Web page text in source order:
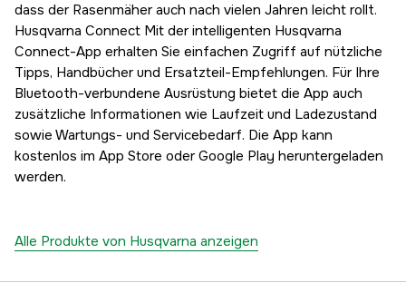
dass der Rasenmäher auch nach vielen Jahren leicht rollt.
Husqvarna Connect Mit der intelligenten Husqvarna
Connect-App erhalten Sie einfachen Zugriff auf nützliche
Tipps, Handbücher und Ersatzteil-Empfehlungen. Für Ihre
Bluetooth-verbundene Ausrüstung bietet die App auch
zusätzliche Informationen wie Laufzeit und Ladezustand
sowie Wartungs- und Servicebedarf. Die App kann
kostenlos im App Store oder Google Play heruntergeladen
werden.
Alle Produkte von Husqvarna anzeigen